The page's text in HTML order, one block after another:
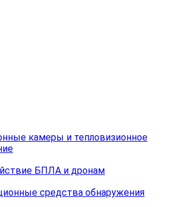
камеры и тепловизионное
БПЛА и дронам
средства обнаружения